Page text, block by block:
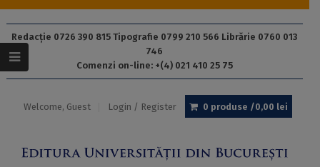
Redacție 0726 390 815 Tipografie 0799 210 566 Librărie 0760 013
746
Comenzi on-line: +(4) 021 410 25 75
Welcome, Guest Login / Register 0 produse /0,00 lei